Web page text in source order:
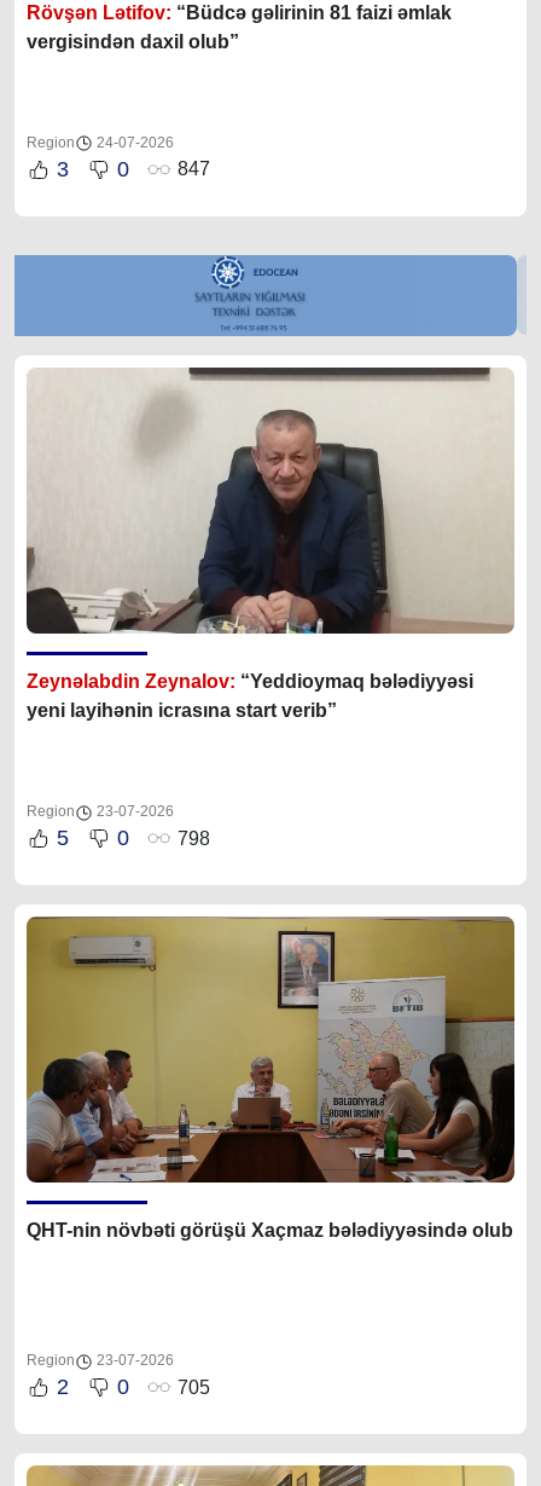
Rövşən Lətifov: “Büdcə gəlirinin 81 faizi əmlak
vergisindən daxil olub”
Region 24-07-2026
3 0 847
Zeynəlabdin Zeynalov: “Yeddioymaq bələdiyyəsi
yeni layihənin icrasına start verib”
Region 23-07-2026
5 0 798
QHT-nin növbəti görüşü Xaçmaz bələdiyyəsində olub
Region 23-07-2026
2 0 705